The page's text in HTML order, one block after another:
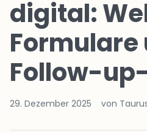
digital:
Formulare
Follow-
29. Dezember 2025 von